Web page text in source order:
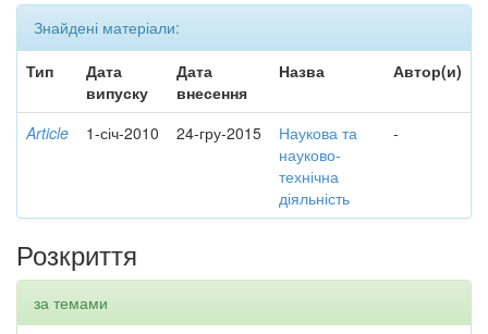
Знайдені матеріали:
Тип
Дата
випуску
Дата
внесення
Назва Автор(и)
Article 1-січ-2010 24-гру-2015
Наукова та
науково-
технічна
діяльність
-
Розкриття
за темами